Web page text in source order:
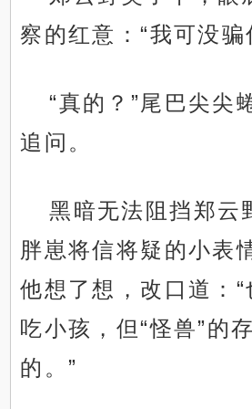
察的红意：“我可没骗
“真的？”尾巴尖尖
追问。
黑暗无法阻挡郑云
胖崽将信将疑的小表
他想了想，改口道：“
吃小孩，但“怪兽”的
的。”